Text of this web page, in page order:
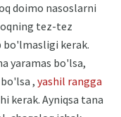
doimo nasoslarni
tez-tez
bo'lmasligi kerak.
yaramas bo'lsa,
, yashil rangga
kerak. Ayniqsa tana